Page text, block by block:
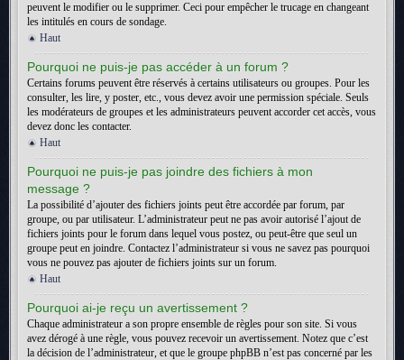
peuvent le modifier ou le supprimer. Ceci pour empêcher le trucage en changeant
les intitulés en cours de sondage.
Haut
Pourquoi ne puis-je pas accéder à un forum ?
Certains forums peuvent être réservés à certains utilisateurs ou groupes. Pour les
consulter, les lire, y poster, etc., vous devez avoir une permission spéciale. Seuls
les modérateurs de groupes et les administrateurs peuvent accorder cet accès, vous
devez donc les contacter.
Haut
Pourquoi ne puis-je pas joindre des fichiers à mon
message ?
La possibilité d’ajouter des fichiers joints peut être accordée par forum, par
groupe, ou par utilisateur. L’administrateur peut ne pas avoir autorisé l’ajout de
fichiers joints pour le forum dans lequel vous postez, ou peut-être que seul un
groupe peut en joindre. Contactez l’administrateur si vous ne savez pas pourquoi
vous ne pouvez pas ajouter de fichiers joints sur un forum.
Haut
Pourquoi ai-je reçu un avertissement ?
Chaque administrateur a son propre ensemble de règles pour son site. Si vous
avez dérogé à une règle, vous pouvez recevoir un avertissement. Notez que c’est
la décision de l’administrateur, et que le groupe phpBB n’est pas concerné par les